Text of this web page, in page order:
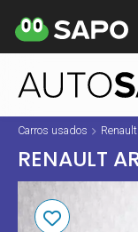
Carros usados Renault
RENAULT